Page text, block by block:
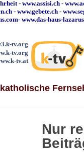
- www.assisi.ch -
- www.gebete.ch -
- www.das-haus-
tv.org
tv.org
tv.at
Nur